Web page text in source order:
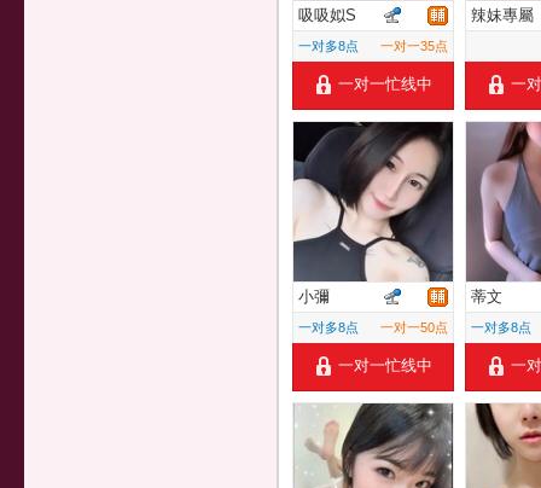
吸吸姒S
一对多8点 一对一35点
一对一忙线中
辣妹專屬
一
小彌
一对多8点 一对一50点
一对一忙线中
蒂文
一对多8点
一